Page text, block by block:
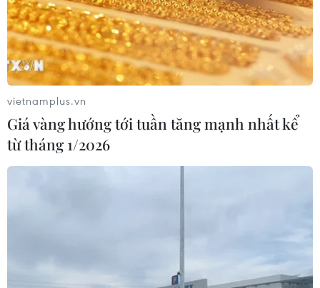
Ớt nhập khẩu từ Mexico khiến hàng
vietnamplus.vn
Giá vàng hướng tới tuần tăng mạnh nhất kể
từ tháng 1/2026